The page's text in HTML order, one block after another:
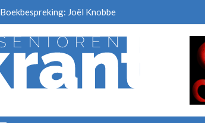
Boekbespreking: Joël Knobbe